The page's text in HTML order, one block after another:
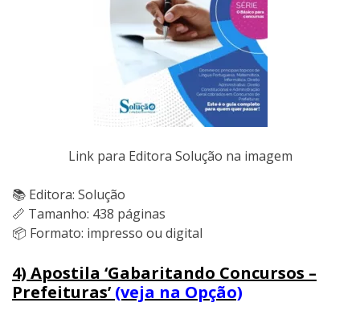
Link para Editora Solução na imagem
📚 Editora: Solução
📏 Tamanho: 438 páginas
📦 Formato: impresso ou digital
4) Apostila ‘Gabaritando Concursos –
Prefeituras’ (veja na Opção)